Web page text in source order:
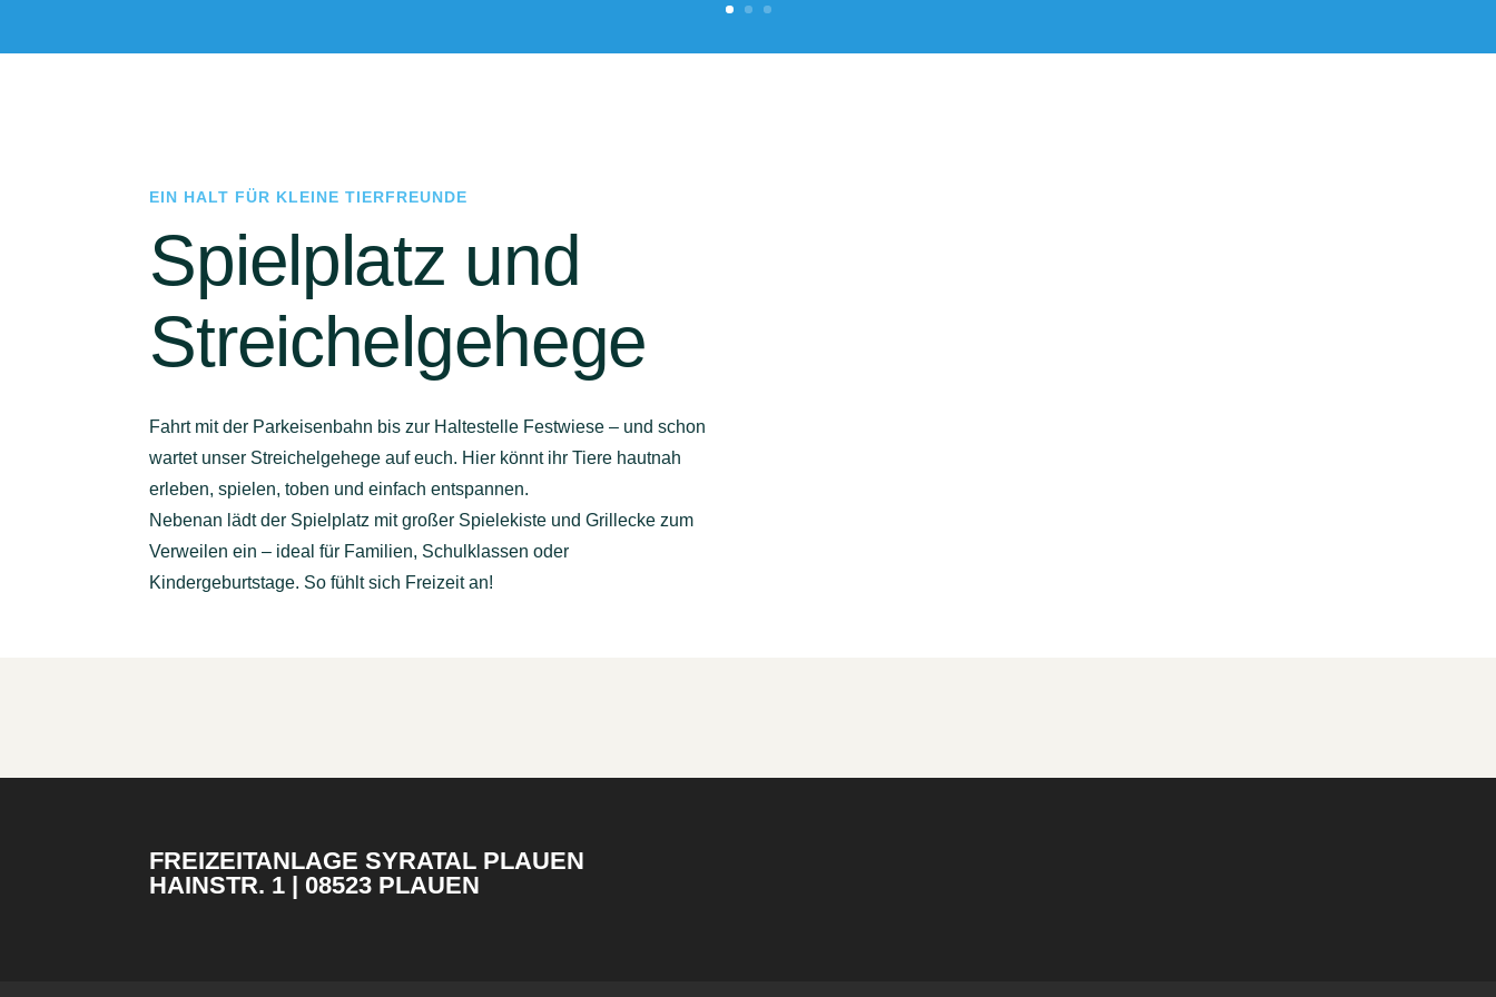
EIN HALT FÜR KLEINE TIERFREUNDE
Spielplatz und
Streichelgehege
Fahrt mit der Parkeisenbahn bis zur Haltestelle Festwiese – und schon
wartet unser Streichelgehege auf euch. Hier könnt ihr Tiere hautnah
erleben, spielen, toben und einfach entspannen.
Nebenan lädt der Spielplatz mit großer Spielekiste und Grillecke zum
Verweilen ein – ideal für Familien, Schulklassen oder
Kindergeburtstage. So fühlt sich Freizeit an!
FREIZEITANLAGE SYRATAL PLAUEN
HAINSTR. 1 | 08523 PLAUEN